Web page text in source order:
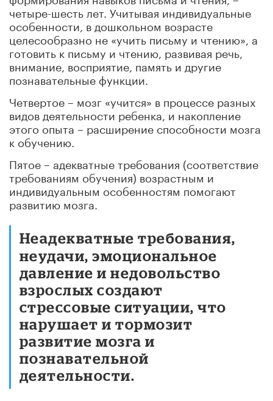
четыре-шесть лет. Учитывая индивидуальные
особенности, в дошкольном возрасте
целесообразно не «учить письму и чтению», а
готовить к письму и чтению, развивая речь,
внимание, восприятие, память и другие
познавательные функции.
Четвертое – мозг «учится» в процессе разных
видов деятельности ребенка, и накопление
этого опыта – расширение способности мозга
к обучению.
Пятое – адекватные требования (соответствие
требованиям обучения) возрастным и
индивидуальным особенностям помогают
развитию мозга.
Неадекватные требования,
неудачи, эмоциональное
давление и недовольство
взрослых создают
стрессовые ситуации, что
нарушает и тормозит
развитие мозга и
познавательной
деятельности.